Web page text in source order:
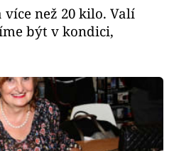
než 20 kilo. Valí
být v kondici,